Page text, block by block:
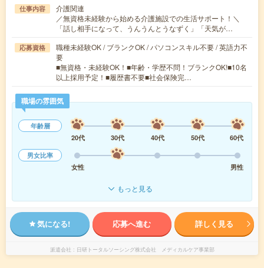
仕事内容
介護関連
／無資格未経験から始める介護施設での生活サポート！＼
「話し相手になって、うんうんとうなずく」「天気が…
応募資格
職種未経験OK / ブランクOK / パソコンスキル不要 / 英語力不
要
■無資格・未経験OK！■年齢・学歴不問！ブランクOK!■10名
以上採用予定！■履歴書不要■社会保険完…
職場の雰囲気
年齢層
20代
30代 40代 50代
60代
男女比率
女性
男性
もっと見る
気になる! 応募へ進む 詳しく見る
派遣会社 日研トータルソーシング株式会社 メディカルケア事業部